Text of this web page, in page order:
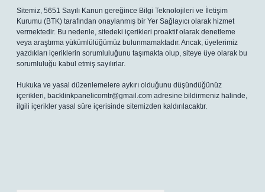
Sitemiz, 5651 Sayılı Kanun gereğince Bilgi Teknolojileri ve İletişim
Kurumu (BTK) tarafından onaylanmış bir Yer Sağlayıcı olarak hizmet
vermektedir. Bu nedenle, sitedeki içerikleri proaktif olarak denetleme
veya araştırma yükümlülüğümüz bulunmamaktadır. Ancak, üyelerimiz
yazdıkları içeriklerin sorumluluğunu taşımakta olup, siteye üye olarak bu
sorumluluğu kabul etmiş sayılırlar.
Hukuka ve yasal düzenlemelere aykırı olduğunu düşündüğünüz
içerikleri, backlinkpanelicomtr@gmail.com adresine bildirmeniz halinde,
ilgili içerikler yasal süre içerisinde sitemizden kaldırılacaktır.